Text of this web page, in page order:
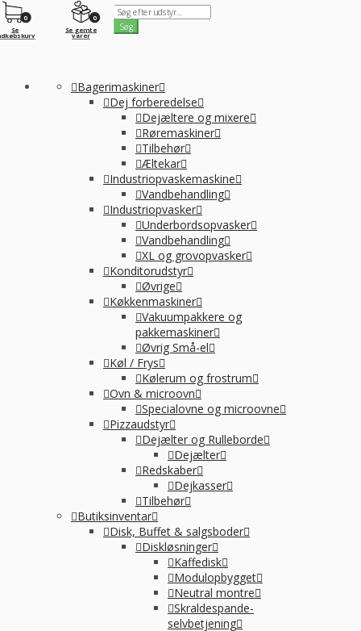
0
Se gemte
varer
0
Se
Bagerimaskiner
Dej forberedelse
Dejæltere og mixere
Røremaskiner
Tilbehør
Æltekar
Industriopvaskemaskine
Vandbehandling
Industriopvasker
Underbordsopvasker
Vandbehandling
XL og grovopvasker
Konditorudstyr
Øvrige
Køkkenmaskiner
Vakuumpakkere og
pakkemaskiner
Øvrig Små-el
Køl / Frys
Kølerum og frostrum
Ovn & microovn
Specialovne og microovne
Pizzaudstyr
Dejælter og Rulleborde
Dejælter
Redskaber
Dejkasser
Tilbehør
Butiksinventar
Disk, Buffet & salgsboder
Diskløsninger
Kaffedisk
Modulopbygget
Neutral montre
Skraldespande-
selvbetjening